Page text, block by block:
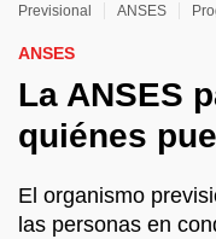
Previsional ANSES
ANSES
La ANSES
quiénes
El organismo
las personas en